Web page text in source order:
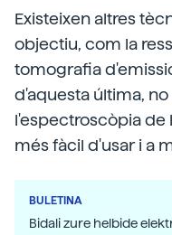
Existeixen altres
objectiu, com la
tomografia
d'aquesta última,
l'espectroscòpia de
més fàcil d'usar i a
BULETINA
Bidali zure helbide